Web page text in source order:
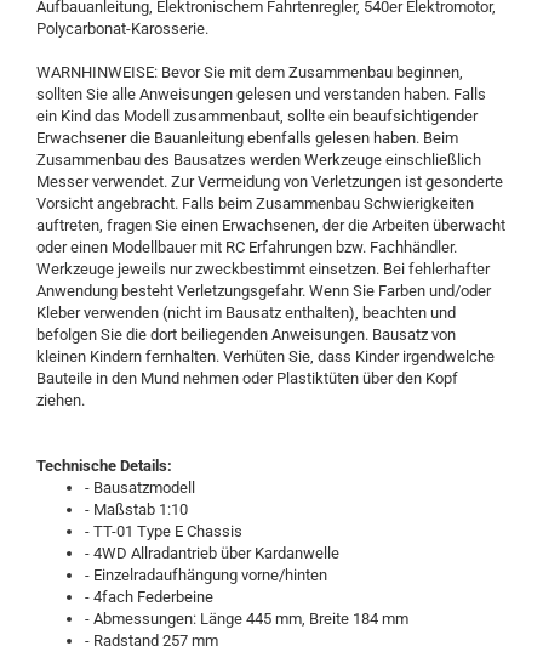
Aufbauanleitung, Elektronischem Fahrtenregler, 540er Elektromotor,
Polycarbonat-Karosserie.
WARNHINWEISE: Bevor Sie mit dem Zusammenbau beginnen,
sollten Sie alle Anweisungen gelesen und verstanden haben. Falls
ein Kind das Modell zusammenbaut, sollte ein beaufsichtigender
Erwachsener die Bauanleitung ebenfalls gelesen haben. Beim
Zusammenbau des Bausatzes werden Werkzeuge einschließlich
Messer verwendet. Zur Vermeidung von Verletzungen ist gesonderte
Vorsicht angebracht. Falls beim Zusammenbau Schwierigkeiten
auftreten, fragen Sie einen Erwachsenen, der die Arbeiten überwacht
oder einen Modellbauer mit RC Erfahrungen bzw. Fachhändler.
Werkzeuge jeweils nur zweckbestimmt einsetzen. Bei fehlerhafter
Anwendung besteht Verletzungsgefahr. Wenn Sie Farben und/oder
Kleber verwenden (nicht im Bausatz enthalten), beachten und
befolgen Sie die dort beiliegenden Anweisungen. Bausatz von
kleinen Kindern fernhalten. Verhüten Sie, dass Kinder irgendwelche
Bauteile in den Mund nehmen oder Plastiktüten über den Kopf
ziehen.
Technische Details:
- Bausatzmodell
- Maßstab 1:10
- TT-01 Type E Chassis
- 4WD Allradantrieb über Kardanwelle
- Einzelradaufhängung vorne/hinten
- 4fach Federbeine
- Abmessungen: Länge 445 mm, Breite 184 mm
- Radstand 257 mm